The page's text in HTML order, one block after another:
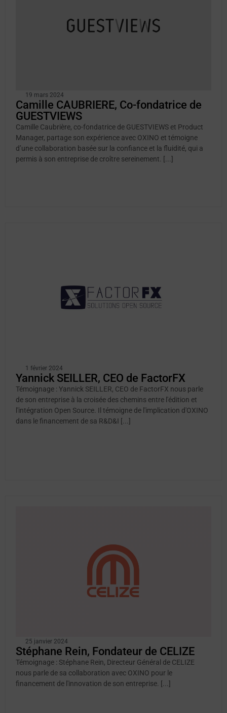
19 mars 2024
Camille CAUBRIERE, Co-fondatrice de
GUESTVIEWS
Camille Caubrière, co-fondatrice de GUESTVIEWS et Product
Manager, partage son expérience avec OXINO et témoigne
d’une collaboration basée sur la confiance et la fluidité, qui a
permis à son entreprise de croître sereinement. [...]
1 février 2024
Yannick SEILLER, CEO de FactorFX
Témoignage : Yannick SEILLER, CEO de FactorFX nous parle
de son entreprise à la croisée des chemins entre l'édition et
l'intégration Open Source. Il témoigne de l'implication d'OXINO
dans le financement de sa R&D&I [...]
25 janvier 2024
Stéphane Rein, Fondateur de CELIZE
Témoignage : Stéphane Rein, Directeur Général de CELIZE
nous parle de sa collaboration avec OXINO pour le
financement de l'innovation de son entreprise. [...]